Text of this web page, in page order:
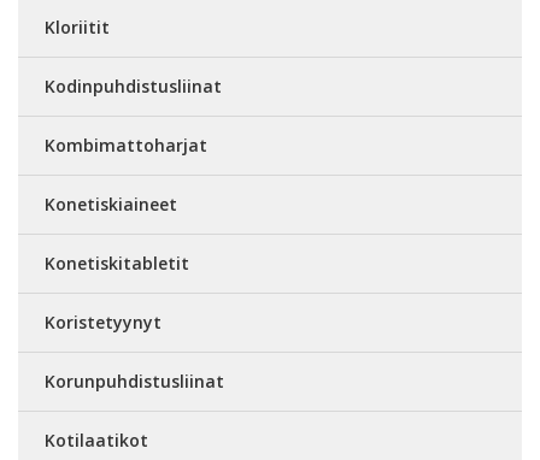
Kloriitit
Kodinpuhdistusliinat
Kombimattoharjat
Konetiskiaineet
Konetiskitabletit
Koristetyynyt
Korunpuhdistusliinat
Kotilaatikot